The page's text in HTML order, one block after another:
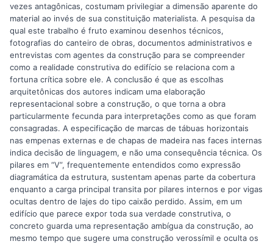
vezes antagônicas, costumam privilegiar a dimensão aparente do
material ao invés de sua constituição materialista. A pesquisa da
qual este trabalho é fruto examinou desenhos técnicos,
fotografias do canteiro de obras, documentos administrativos e
entrevistas com agentes da construção para se compreender
como a realidade construtiva do edifício se relaciona com a
fortuna crítica sobre ele. A conclusão é que as escolhas
arquitetônicas dos autores indicam uma elaboração
representacional sobre a construção, o que torna a obra
particularmente fecunda para interpretações como as que foram
consagradas. A especificação de marcas de tábuas horizontais
nas empenas externas e de chapas de madeira nas faces internas
indica decisão de linguagem, e não uma consequência técnica. Os
pilares em “V”, frequentemente entendidos como expressão
diagramática da estrutura, sustentam apenas parte da cobertura
enquanto a carga principal transita por pilares internos e por vigas
ocultas dentro de lajes do tipo caixão perdido. Assim, em um
edifício que parece expor toda sua verdade construtiva, o
concreto guarda uma representação ambígua da construção, ao
mesmo tempo que sugere uma construção verossímil e oculta os